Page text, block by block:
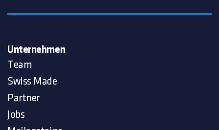
Unternehmen
Team
Swiss Made
Partner
Jobs